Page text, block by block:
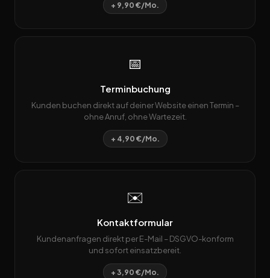
+ 9,90 €/Mo.
📅
Terminbuchung
Kunden buchen direkt auf deiner Website einen Termin –
ohne Anruf, ohne Wartezeit.
+ 4,90 €/Mo.
✉️
Kontaktformular
Kundenanfragen direkt per E-Mail – DSGVO-konform
und sofort einsatzbereit.
+ 3,90 €/Mo.